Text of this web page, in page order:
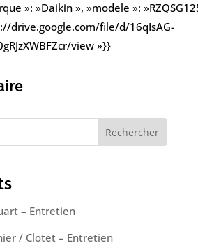
»: »Daikin », »modele »:
drive.google.com/file/d/16qIsAG-
view »}}
Rechercher
– Entretien
/ Clotet – Entretien